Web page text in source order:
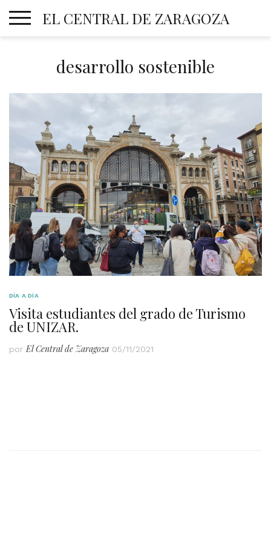
EL CENTRAL DE ZARAGOZA
desarrollo sostenible
DÍA A DÍA
Visita estudiantes del grado de Turismo
de UNIZAR.
por El Central de Zaragoza 05/11/2021